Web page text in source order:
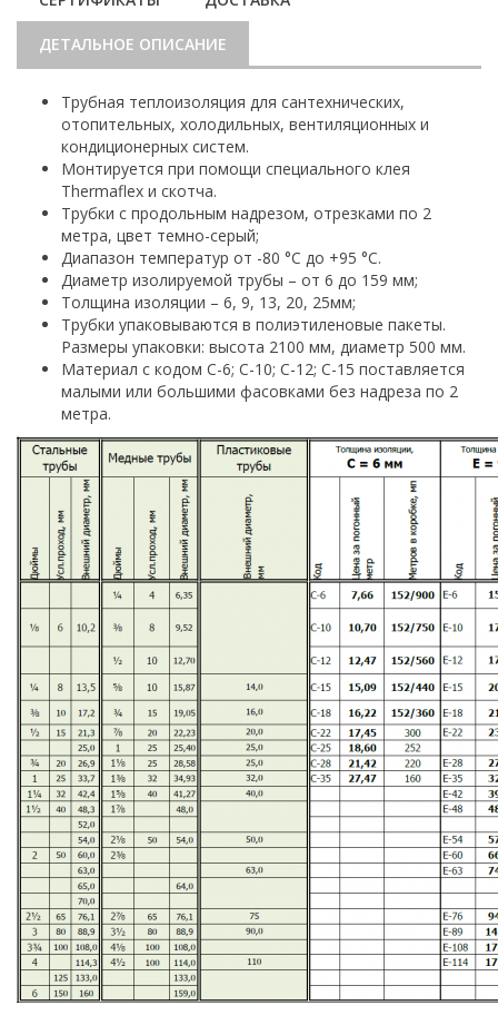
ДЕТАЛЬНОЕ ОПИСАНИЕ
Трубная теплоизоляция для сантехнических,
отопительных, холодильных, вентиляционных и
кондиционерных систем.
Монтируется при помощи специального клея
Thermaflex и скотча.
Трубки с продольным надрезом, отрезками по 2
метра, цвет темно-серый;
Диапазон температур от -80 °С до +95 °С.
Диаметр изолируемой трубы – от 6 до 159 мм;
Толщина изоляции – 6, 9, 13, 20, 25мм;
Трубки упаковываются в полиэтиленовые пакеты.
Размеры упаковки: высота 2100 мм, диаметр 500 мм.
Материал с кодом С-6; С-10; С-12; С-15 поставляется
малыми или большими фасовками без надреза по 2
метра.